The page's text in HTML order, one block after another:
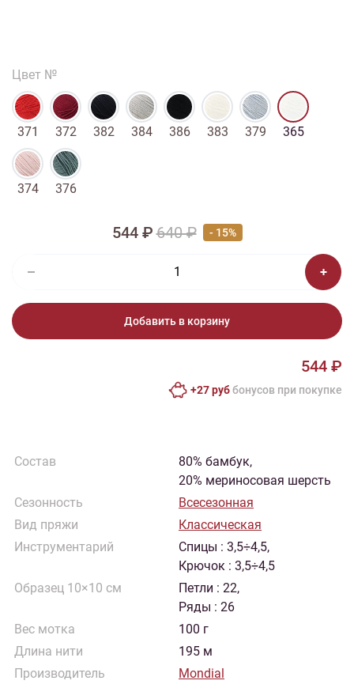
Цвет №
371 372 382 384 386 383 379 365
374 376
544 ₽640 ₽ - 15%
Добавить в корзину
544 ₽
+27 руббонусов при покупке
Состав
80% бамбук,
20% мериносовая шерсть
Сезонность
Всесезонная
Вид пряжи
Классическая
Инструментарий
Спицы : 3,5÷4,5,
Крючок : 3,5÷4,5
Образец 10×10 см
Петли : 22,
Ряды : 26
Вес мотка
100 г
Длина нити
195 м
Производитель
Mondial